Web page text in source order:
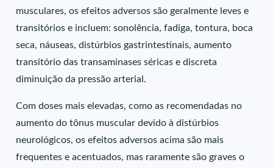
musculares, os efeitos adversos são geralmente leves e
transitórios e incluem: sonolência, fadiga, tontura, boca
seca, náuseas, distúrbios gastrintestinais, aumento
transitório das transaminases séricas e discreta
diminuição da pressão arterial.
Com doses mais elevadas, como as recomendadas no
aumento do tônus muscular devido à distúrbios
neurológicos, os efeitos adversos acima são mais
frequentes e acentuados, mas raramente são graves o